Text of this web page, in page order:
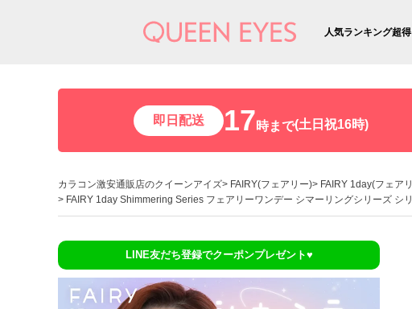
人気ランキング超
即日配送 17時まで(土日祝16時)
カラコン激安通販店のクイーンアイズ FAIRY(フェアリー) FAIRY 1day(フェア
FAIRY 1day Shimmering Series フェアリーワンデー シマーリングシリーズ シ
LINE友だち登録でクーポンプレゼント♥